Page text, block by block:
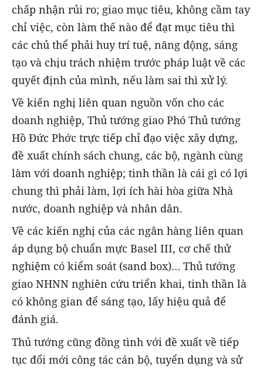
chấp nhận rủi ro; giao mục tiêu, không cầm tay
chỉ việc, còn làm thế nào để đạt mục tiêu thì
các chủ thể phải huy trí tuệ, năng động, sáng
tạo và chịu trách nhiệm trước pháp luật về các
quyết định của mình, nếu làm sai thì xử lý.
Về kiến nghị liên quan nguồn vốn cho các
doanh nghiệp, Thủ tướng giao Phó Thủ tướng
Hồ Đức Phớc trực tiếp chỉ đạo việc xây dựng,
đề xuất chính sách chung, các bộ, ngành cùng
làm với doanh nghiệp; tinh thần là cái gì có lợi
chung thì phải làm, lợi ích hài hòa giữa Nhà
nước, doanh nghiệp và nhân dân.
Về các kiến nghị của các ngân hàng liên quan
áp dụng bộ chuẩn mực Basel III, cơ chế thử
nghiệm có kiểm soát (sand box)… Thủ tướng
giao NHNN nghiên cứu triển khai, tinh thần là
có không gian để sáng tạo, lấy hiệu quả để
đánh giá.
Thủ tướng cũng đồng tình với đề xuất về tiếp
tục đổi mới công tác cán bộ, tuyển dụng và sử